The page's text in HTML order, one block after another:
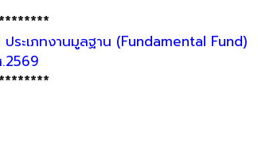
ระเภทงานมูลฐาน (Fundamental Fund)